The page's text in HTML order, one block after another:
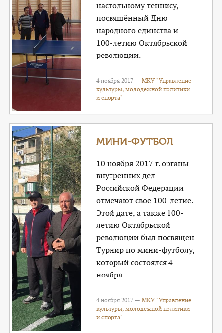
настольному теннису,
посвящённый Дню
народного единства и
100-летию Октябрьской
революции.
4 ноября 2017 —МКУ "Управление
культуры, молодежной политики
и спорта"
МИНИ-ФУТБОЛ
10 ноября 2017 г. органы
внутренних дел
Российской Федерации
отмечают своё 100-летие.
Этой дате, а также 100-
летию Октябрьской
революции был посвящен
Турнир по мини-футболу,
который состоялся 4
ноября.
4 ноября 2017 —МКУ "Управление
культуры, молодежной политики
и спорта"